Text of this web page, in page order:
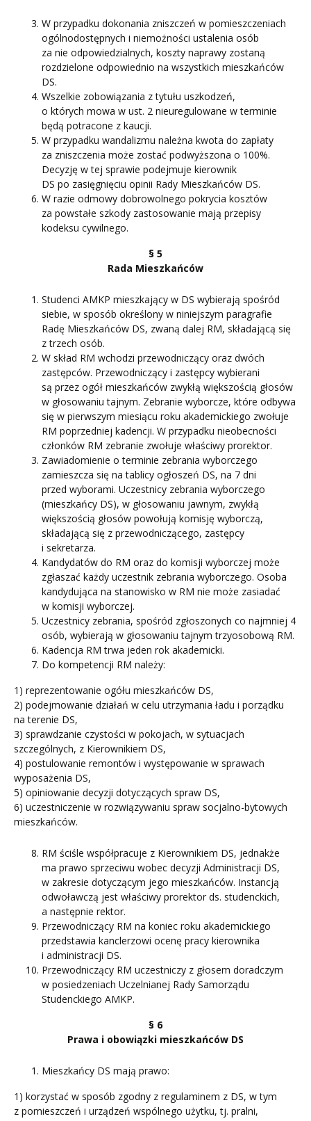
W przypadku dokonania zniszczeń w pomieszczeniach
ogólnodostępnych i niemożności ustalenia osób
za nie odpowiedzialnych, koszty naprawy zostaną
rozdzielone odpowiednio na wszystkich mieszkańców
DS.
Wszelkie zobowiązania z tytułu uszkodzeń,
o których mowa w ust. 2 nieuregulowane w terminie
będą potracone z kaucji.
W przypadku wandalizmu należna kwota do zapłaty
za zniszczenia może zostać podwyższona o 100%.
Decyzję w tej sprawie podejmuje kierownik
DS po zasięgnięciu opinii Rady Mieszkańców DS.
W razie odmowy dobrowolnego pokrycia kosztów
za powstałe szkody zastosowanie mają przepisy
kodeksu cywilnego.
§ 5
Rada Mieszkańców
Studenci AMKP mieszkający w DS wybierają spośród
siebie, w sposób określony w niniejszym paragrafie
Radę Mieszkańców DS, zwaną dalej RM, składającą się
z trzech osób.
W skład RM wchodzi przewodniczący oraz dwóch
zastępców. Przewodniczący i zastępcy wybierani
są przez ogół mieszkańców zwykłą większością głosów
w głosowaniu tajnym. Zebranie wyborcze, które odbywa
się w pierwszym miesiącu roku akademickiego zwołuje
RM poprzedniej kadencji. W przypadku nieobecności
członków RM zebranie zwołuje właściwy prorektor.
Zawiadomienie o terminie zebrania wyborczego
zamieszcza się na tablicy ogłoszeń DS, na 7 dni
przed wyborami. Uczestnicy zebrania wyborczego
(mieszkańcy DS), w głosowaniu jawnym, zwykłą
większością głosów powołują komisję wyborczą,
składającą się z przewodniczącego, zastępcy
i sekretarza.
Kandydatów do RM oraz do komisji wyborczej może
zgłaszać każdy uczestnik zebrania wyborczego. Osoba
kandydująca na stanowisko w RM nie może zasiadać
w komisji wyborczej.
Uczestnicy zebrania, spośród zgłoszonych co najmniej 4
osób, wybierają w głosowaniu tajnym trzyosobową RM.
Kadencja RM trwa jeden rok akademicki.
Do kompetencji RM należy:
1) reprezentowanie ogółu mieszkańców DS,
2) podejmowanie działań w celu utrzymania ładu i porządku
na terenie DS,
3) sprawdzanie czystości w pokojach, w sytuacjach
szczególnych, z Kierownikiem DS,
4) postulowanie remontów i występowanie w sprawach
wyposażenia DS,
5) opiniowanie decyzji dotyczących spraw DS,
6) uczestniczenie w rozwiązywaniu spraw socjalno-bytowych
mieszkańców.
RM ściśle współpracuje z Kierownikiem DS, jednakże
ma prawo sprzeciwu wobec decyzji Administracji DS,
w zakresie dotyczącym jego mieszkańców. Instancją
odwoławczą jest właściwy prorektor ds. studenckich,
a następnie rektor.
Przewodniczący RM na koniec roku akademickiego
przedstawia kanclerzowi ocenę pracy kierownika
i administracji DS.
Przewodniczący RM uczestniczy z głosem doradczym
w posiedzeniach Uczelnianej Rady Samorządu
Studenckiego AMKP.
§ 6
Prawa i obowiązki mieszkańców DS
Mieszkańcy DS mają prawo:
1) korzystać w sposób zgodny z regulaminem z DS, w tym
z pomieszczeń i urządzeń wspólnego użytku, tj. pralni,